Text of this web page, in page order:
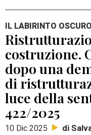
IL LABIRINTO
costruzione.
dopo una
di
luce della
422/2025
10 Dic 2025 di